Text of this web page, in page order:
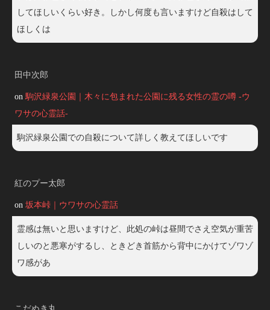
してほしいくらい好き。しかし何度も言いますけど自殺はして
ほしくは
田中次郎
on 駒沢緑泉公園｜木々に包まれた公園に残る女性の霊の噂 -ウ
ワサの心霊話-
駒沢緑泉公園での自殺について詳しく教えてほしいです
紅のプー太郎
on 坂本峠｜ウワサの心霊話
霊感は無いと思いますけど、此処の峠は昼間でさえ空気が重苦
しいのと悪寒がするし、ときどき首筋から背中にかけてゾワゾ
ワ感があ